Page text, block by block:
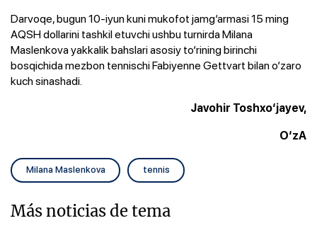
Darvoqe, bugun 10-iyun kuni mukofot jamg‘armasi 15 ming
AQSH dollarini tashkil etuvchi ushbu turnirda Milana
Maslenkova yakkalik bahslari asosiy to‘rining birinchi
bosqichida mezbon tennischi Fabiyenne Gettvart bilan o‘zaro
kuch sinashadi.
Javohir Toshxo‘jayev,
O‘zA
Milana Maslenkova tennis
Más noticias de tema